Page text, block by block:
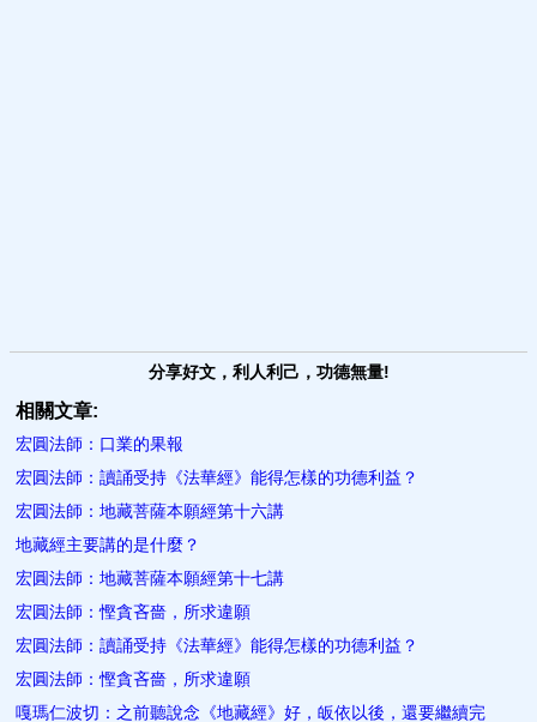
分享好文，利人利己，功德無量!
相關文章:
宏圓法師：口業的果報
宏圓法師：讀誦受持《法華經》能得怎樣的功德利益？
宏圓法師：地藏菩薩本願經第十六講
地藏經主要講的是什麼？
宏圓法師：地藏菩薩本願經第十七講
宏圓法師：慳貪吝嗇，所求違願
宏圓法師：讀誦受持《法華經》能得怎樣的功德利益？
宏圓法師：慳貪吝嗇，所求違願
嘎瑪仁波切：之前聽說念《地藏經》好，皈依以後，還要繼續完